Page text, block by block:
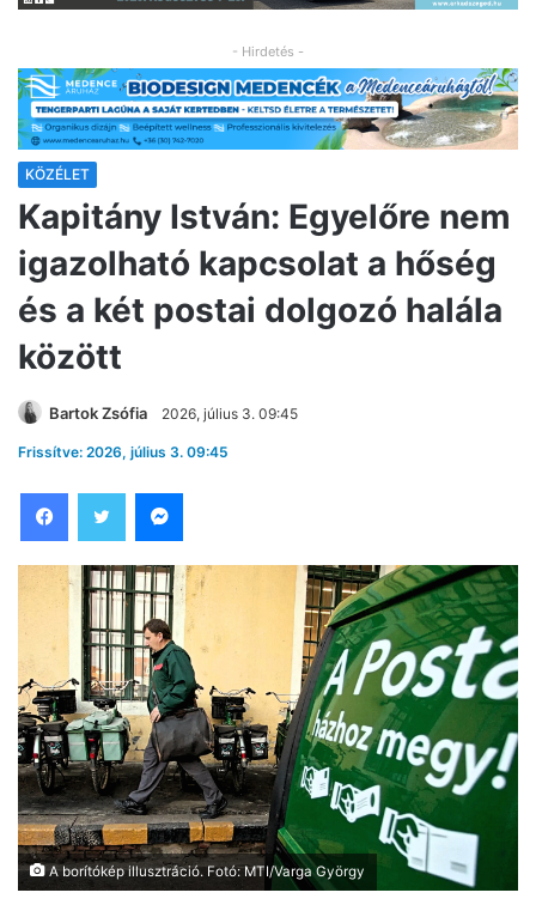
- Hirdetés -
KÖZÉLET
Kapitány István: Egyelőre nem
igazolható kapcsolat a hőség
és a két postai dolgozó halála
között
Bartok Zsófia 2026, július 3. 09:45
Frissítve: 2026, július 3. 09:45
A borítókép illusztráció. Fotó: MTI/Varga György